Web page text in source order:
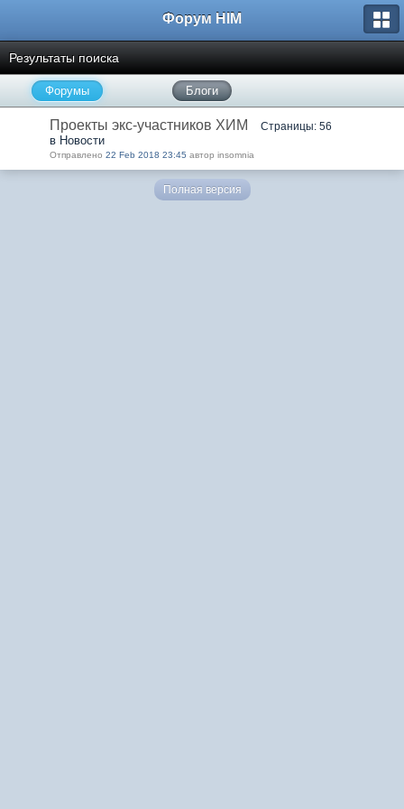
Форум HIM
Результаты поиска
Форумы Блоги
Проекты экс-участников ХИМ Страницы: 56
в Новости
Отправлено 22 Feb 2018 23:45 автор insomnia
Полная версия